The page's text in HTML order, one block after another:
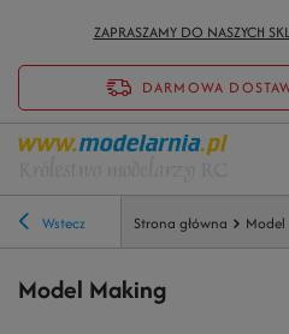
ZAPRASZAMY DO NASZYCH
DARMOWA
Wstecz Strona główna
Model Making